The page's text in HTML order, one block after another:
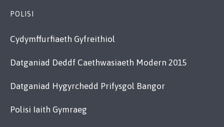
POLISI
Cydymffurfiaeth Gyfreithiol
Datganiad Deddf Caethwasiaeth Modern 2015
Datganiad Hygyrchedd Prifysgol Bangor
Polisi Iaith Gymraeg